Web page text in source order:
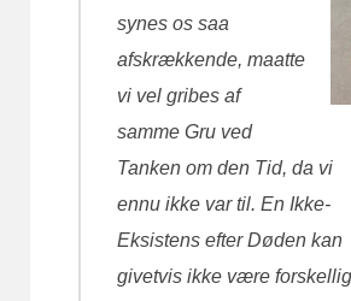
synes os saa
afskrækkende, maatte
vi vel gribes af
samme Gru ved
Tanken om den Tid, da vi
ennu ikke var til. En Ikke-
Eksistens efter Døden kan
givetvis ikke være forskellig